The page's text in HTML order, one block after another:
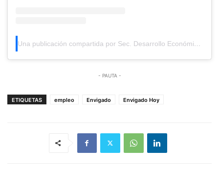
Una publicación compartida por Sec. Desarrollo Económico Env (@desarrolloeconomicoenv)
- PAUTA -
ETIQUETAS empleo Envigado Envigado Hoy